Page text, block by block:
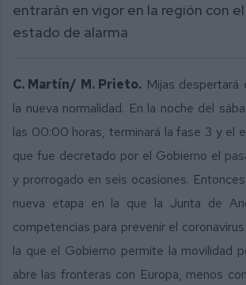
entrarán en vigor en la región con
estado de alarma
C. Martín/ M. Prieto. Mijas despertará
la nueva normalidad. En la noche del
las 00:00 horas, terminará la fase 3 y el
que fue decretado por el Gobierno el
y prorrogado en seis ocasiones.
nueva etapa en la que la Junta de
competencias para prevenir el
la que el Gobierno permite la movilidad
abre las fronteras con Europa, menos